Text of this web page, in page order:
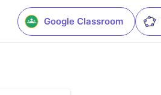
Google Classroom